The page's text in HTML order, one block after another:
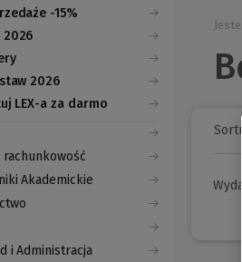
-15%
2026
2026
LEX-a za darmo
rachunkowość
Akademickie
i Administracja